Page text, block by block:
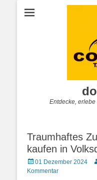
Entdecke,
Traumhaftes
kaufen in
Posted
on
01 Dezember 2024
Kommentar